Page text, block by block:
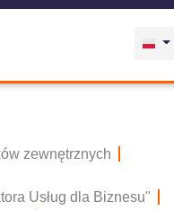
zewnętrznych
Usług dla Biznesu"